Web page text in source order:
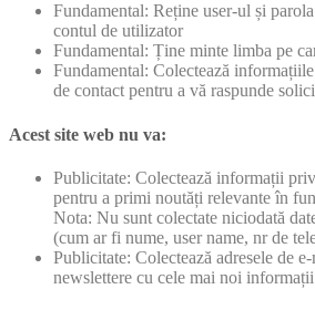
Fundamental: Reține user-ul și
contul de utilizator
Fundamental: Ține minte limba pe
Fundamental: Colectează
de contact pentru a vă raspunde
Acest site web nu va:
Publicitate: Colectează informații
pentru a primi noutăți relevante în
Nota: Nu sunt colectate niciodată
(cum ar fi nume, user name, nr de
Publicitate: Colectează adresele de
newslettere cu cele mai noi informații